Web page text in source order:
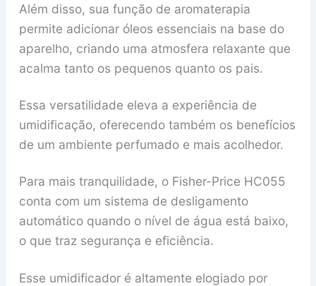
Além disso, sua função de aromaterapia
permite adicionar óleos essenciais na base do
aparelho, criando uma atmosfera relaxante que
acalma tanto os pequenos quanto os pais.
Essa versatilidade eleva a experiência de
umidificação, oferecendo também os benefícios
de um ambiente perfumado e mais acolhedor.
Para mais tranquilidade, o Fisher-Price HC055
conta com um sistema de desligamento
automático quando o nível de água está baixo,
o que traz segurança e eficiência.
Esse umidificador é altamente elogiado por